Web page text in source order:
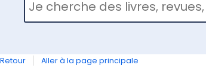
Retour Aller à la page principale